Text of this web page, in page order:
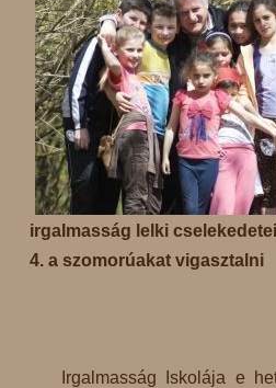
irgalmasság lelki
4. a szomorúakat vigasztalni
Irgalmasság Iskolája e